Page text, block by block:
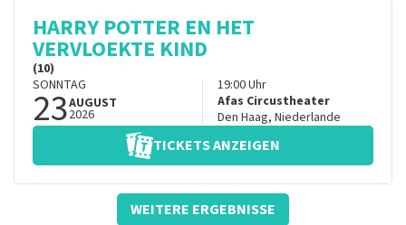
HARRY POTTER EN HET
VERVLOEKTE KIND
(10)
SONNTAG
23AUGUST
2026
19:00Uhr
Afas Circustheater
Den Haag, Niederlande
TICKETS ANZEIGEN
WEITERE ERGEBNISSE